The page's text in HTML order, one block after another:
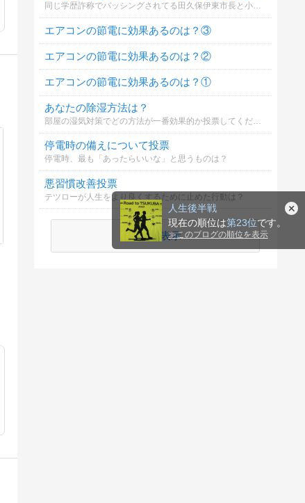
人生後半戦
現在の順位は第23位です。
≫このブログの順位を表示
同じ学歴詐称でバッシングされてる田久保伊東市長と小池百合子東京都知事。見栄張って嘘ついてましたって謝れば済んでたのに、変なプライドで拗れた二人。先に田久保伊東市長が決着つきそうやけど、小池百合子東京都知事にも余波があると思う？
エアコンの節電に効果あるのは？③
エアコンの節電に効果あるのは？②
エアコンの節電に効果あるのは？①
あなたの除湿方法は？
部屋の湿気対策でどの方法が一番効果的か投票してください
停電時の備えについて投票
停電時、最も「あったらいいな」と思うものは？
悪習慣改善投票
テツローが人生をより良くするために止めた行動は？
続きを表示